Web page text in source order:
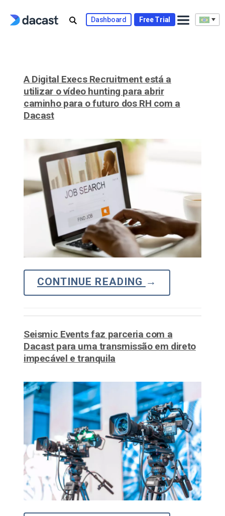
Dashboard Free Trial
A Digital Execs Recruitment está a
utilizar o vídeo hunting para abrir
caminho para o futuro dos RH com a
Dacast
CONTINUE READING →
Seismic Events faz parceria com a
Dacast para uma transmissão em direto
impecável e tranquila